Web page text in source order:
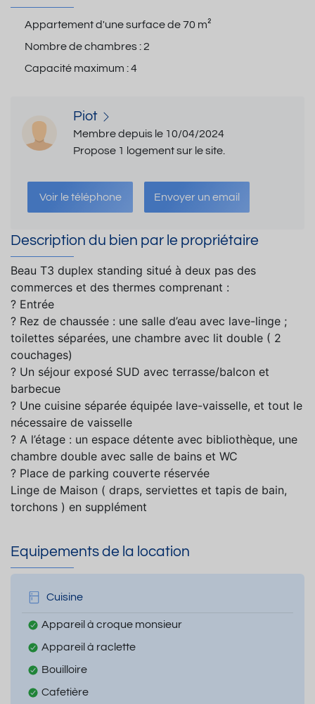
Appartement d'une surface de70 m²
Nombre de chambres :2
Capacité maximum :4
Piot
Membre depuis le 10/04/2024
Propose 1 logement sur le site.
Voir le téléphone Envoyer un email
Description du bien par le propriétaire
Beau T3 duplex standing situé à deux pas des
commerces et des thermes comprenant :
? Entrée
? Rez de chaussée : une salle d’eau avec lave-linge ;
toilettes séparées, une chambre avec lit double ( 2
couchages)
? Un séjour exposé SUD avec terrasse/balcon et
barbecue
? Une cuisine séparée équipée lave-vaisselle, et tout le
nécessaire de vaisselle
? A l’étage : un espace détente avec bibliothèque, une
chambre double avec salle de bains et WC
? Place de parking couverte réservée
Linge de Maison ( draps, serviettes et tapis de bain,
torchons ) en supplément
Equipements de la location
Cuisine
Appareil à croque monsieur
Appareil à raclette
Bouilloire
Cafetière